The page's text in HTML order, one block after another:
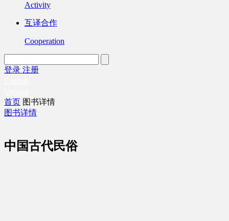
Activity
互译合作
Cooperation
登录 注册
首页 图书详情
图书详情
中国古代民俗